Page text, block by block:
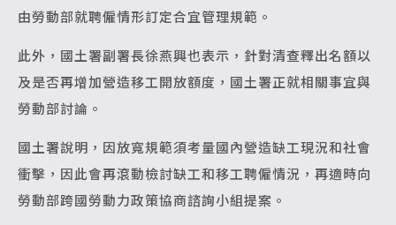
由勞動部就聘僱情形訂定合宜管理規範。
此外，國土署副署長徐燕興也表示，針對清查釋出名額以
及是否再增加營造移工開放額度，國土署正就相關事宜與
勞動部討論。
國土署說明，因放寬規範須考量國內營造缺工現況和社會
衝擊，因此會再滾動檢討缺工和移工聘僱情況，再適時向
勞動部跨國勞動力政策協商諮詢小組提案。